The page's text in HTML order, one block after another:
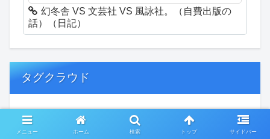
幻冬舎 VS 文芸社 VS 風詠社。（自費出版の
話）（日記）
タグクラウド
精神病患者の日常
メニュー ホーム 検索 トップ サイドバー